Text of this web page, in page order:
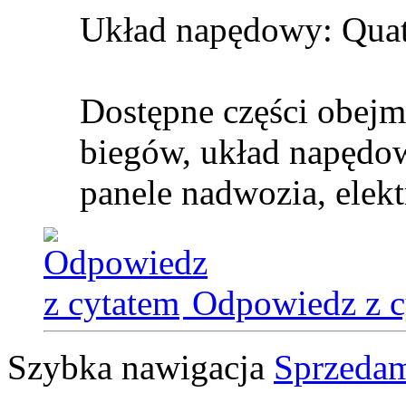
Układ napędowy:
Dostępne części
biegów, układ
panele nadwozia,
Odpowiedz z
Szybka nawigacja